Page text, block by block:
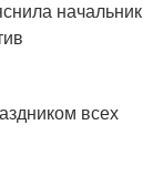
начальник
всех